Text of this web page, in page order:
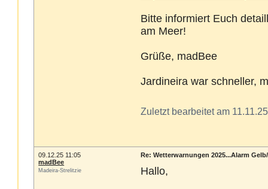
Bitte informiert Euch
am Meer!
Grüße, madBee
Jardineira war schneller,
Zuletzt bearbeitet am
09.12.25 11:05
madBee
Madeira-Strelitzie
Re: Wetterwarnungen 2025...Alarm
Hallo,